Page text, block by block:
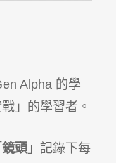
Alpha 的學
」的學習者。
鏡頭」記錄下每